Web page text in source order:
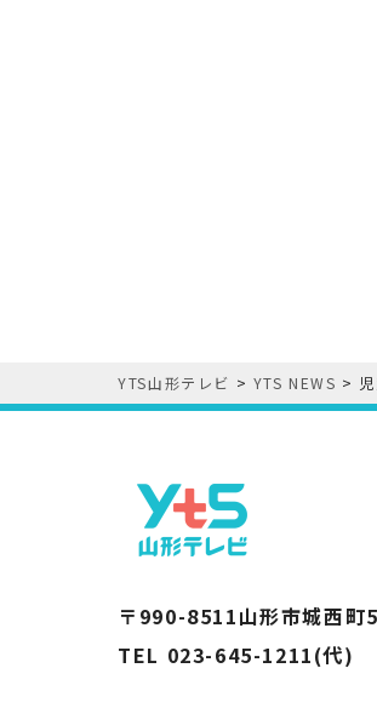
YTS山形テレビ > YTS NEWS >
〒990-8511山形市城西町
TEL 023-645-1211(代)